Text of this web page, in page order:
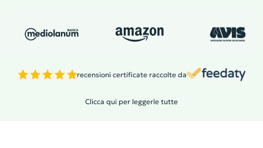
recensioni certificate raccolte da
Clicca qui per leggerle tutte